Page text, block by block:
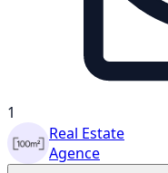
1
Real Estate
Agence